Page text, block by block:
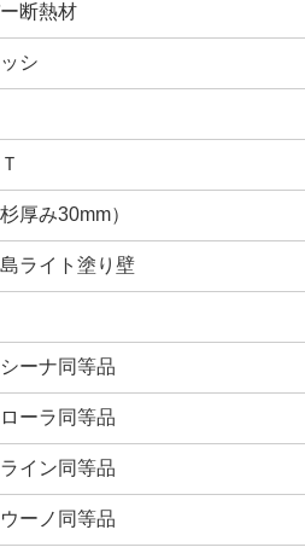
断熱材
シ
厚み30mm）
ライト塗り壁
ーナ同等品
ーラ同等品
イン同等品
ーノ同等品